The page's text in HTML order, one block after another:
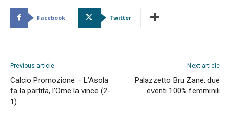
Facebook Twitter
Previous article
Calcio Promozione – L’Asola
fa la partita, l’Ome la vince (2-
1)
Next article
Palazzetto Bru Zane, due
eventi 100% femminili